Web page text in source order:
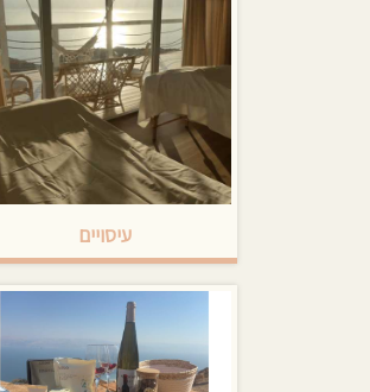
עיסויים